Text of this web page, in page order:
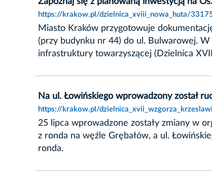
https://krakow.pl/dzielnica_xviii_nowa_huta/
Miasto Kraków przygotowuje
(przy budynku nr 44) do ul. Bulwarowej.
infrastruktury towarzyszącej (Dzielnica
Na ul. Łowińskiego wprowadzony został
https://krakow.pl/
25 lipca wprowadzone zostały zmiany w
z ronda na węźle Grębałów, a ul.
ronda.